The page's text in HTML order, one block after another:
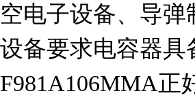
空电子设备、导
设备要求电容器
F981A106MMA正